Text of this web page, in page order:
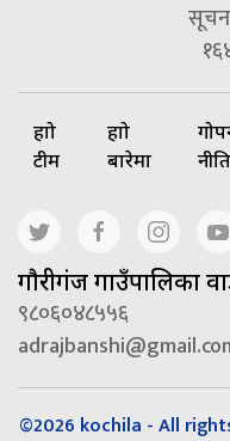
हाम्रो
टीम
हाम्रो
बारेमा
नीति
गाैरीगंज गाउँपालिका
९८०६०४८५५६
©2026 kochila - All rights